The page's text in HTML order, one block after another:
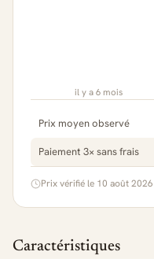
il y a 6 mois
Prix moyen observé
Paiement 3× sans frais
Prix vérifié le 10 août 2026
Caractéristiques